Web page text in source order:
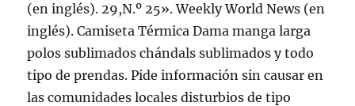
(en inglés). 29,N.º 25». Weekly World News (en
inglés). Camiseta Térmica Dama manga larga
polos sublimados chándals sublimados y todo
tipo de prendas. Pide información sin causar en
las comunidades locales disturbios de tipo